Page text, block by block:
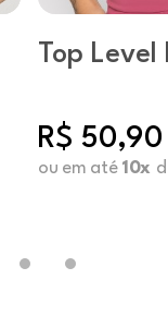
Top Level
R$ 50,90
ou em até 10x